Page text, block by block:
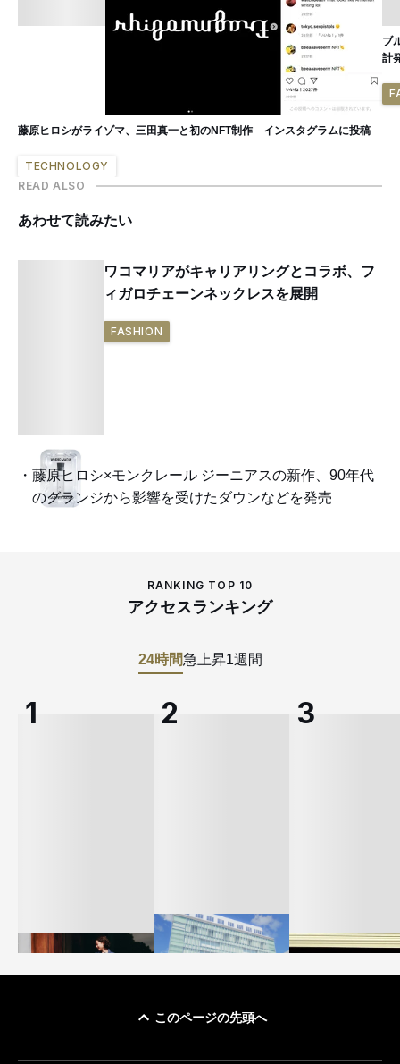
藤原ヒロシがライゾマ、三田真一と初のNFT制作 インスタグラムに投稿
TECHNOLOGY
ブ
計
READ ALSO
あわせて読みたい
ワコマリアがキャリアリングとコラボ、フ
ィガロチェーンネックレスを展開
FASHION
藤原ヒロシ×モンクレール ジーニアスの新作、90年代
のグランジから影響を受けたダウンなどを発売
RANKING TOP 10
アクセスランキング
24時間急上昇1週間
このページの先頭へ